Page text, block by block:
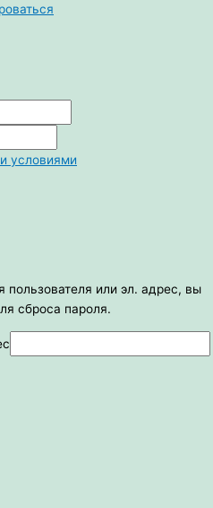
условиями
или эл. адрес, вы
сброса пароля.